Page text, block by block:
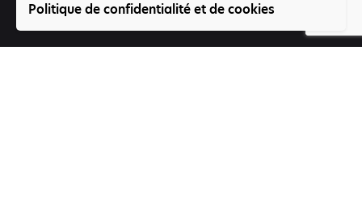
Suivez-nous
Politique de confidentialité et de cookies